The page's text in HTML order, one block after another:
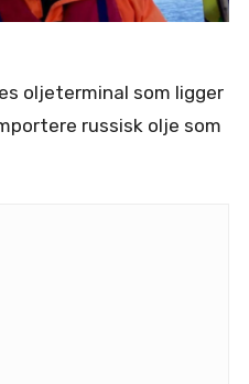
oljeterminal som ligger
russisk olje som